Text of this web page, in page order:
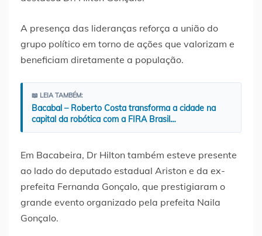
A presença das lideranças reforça a união do
grupo político em torno de ações que valorizam e
beneficiam diretamente a população.
📖 LEIA TAMBÉM:
Bacabal – Roberto Costa transforma a cidade na
capital da robótica com a FIRA Brasil…
Em Bacabeira, Dr Hilton também esteve presente
ao lado do deputado estadual Ariston e da ex-
prefeita Fernanda Gonçalo, que prestigiaram o
grande evento organizado pela prefeita Naila
Gonçalo.